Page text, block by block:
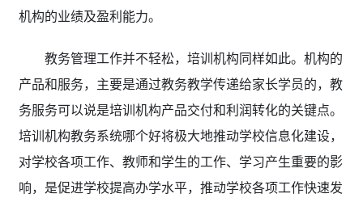
机构的业绩及盈利能力。
教务管理工作并不轻松，培训机构同样如此。机构的
产品和服务，主要是通过教务教学传递给家长学员的，教
务服务可以说是培训机构产品交付和利润转化的关键点。
培训机构教务系统哪个好将极大地推动学校信息化建设，
对学校各项工作、教师和学生的工作、学习产生重要的影
响，是促进学校提高办学水平，推动学校各项工作快速发